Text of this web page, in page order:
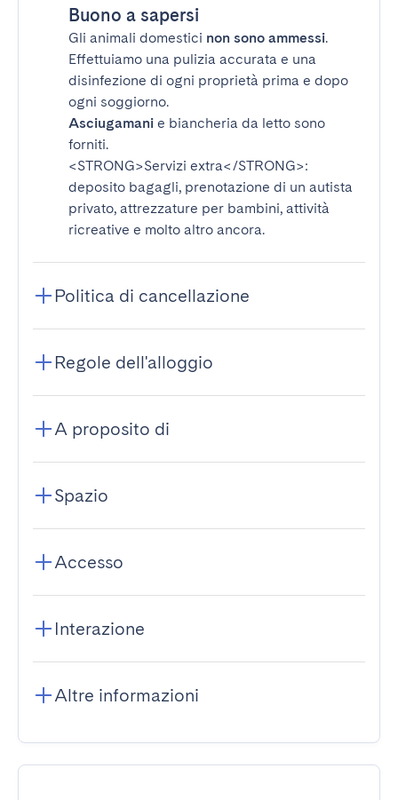
Buono a sapersi
Gli animali domestici non sono ammessi.
Effettuiamo una pulizia accurata e una
disinfezione di ogni proprietà prima e dopo
ogni soggiorno.
Asciugamani e biancheria da letto sono
forniti.
<STRONG>Servizi extra</STRONG>:
deposito bagagli, prenotazione di un autista
privato, attrezzature per bambini, attività
ricreative e molto altro ancora.
Politica di cancellazione
Regole dell'alloggio
A proposito di
Spazio
Accesso
Interazione
Altre informazioni